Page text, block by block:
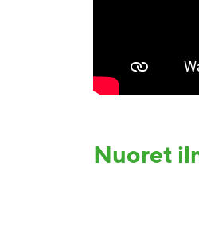
Nuoret